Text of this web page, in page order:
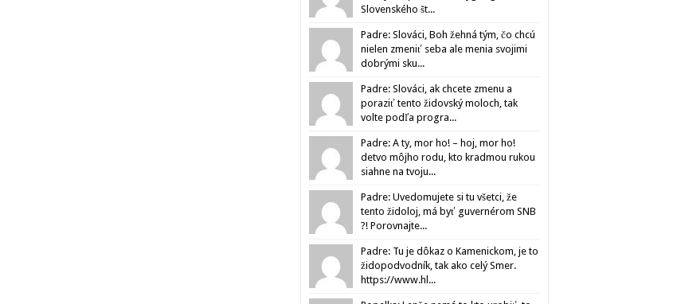
Slovenského št...
Padre: Slováci, Boh žehná tým, čo chcú
nielen zmeniť seba ale menia svojimi
dobrými sku...
Padre: Slováci, ak chcete zmenu a
poraziť tento židovský moloch, tak
volte podľa progra...
Padre: A ty, mor ho! – hoj, mor ho!
detvo môjho rodu, kto kradmou rukou
siahne na tvoju...
Padre: Uvedomujete si tu všetci, že
tento židoloj, má byť guvernérom SNB
?! Porovnajte...
Padre: Tu je dôkaz o Kamenickom, je to
židopodvodník, tak ako celý Smer.
https://www.hl...